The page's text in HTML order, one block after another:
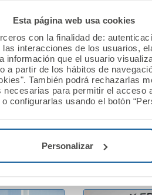
Esta página web usa cookies
con la finalidad de:
interacciones de los usuarios,
información que el usuario
a partir de los hábitos de
También podrá rechazarlas
para permitir el
configurarlas usando el botón
Personalizar
de
renuevan
10 noviembre
El Colegio
reconoce a
con sus
Ver noticia